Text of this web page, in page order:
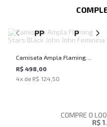
PP P
Camiseta Ampla Flaming
Stars Black John John
Feminina
R$ 498,00
4x de R$ 124,50
COMPRE O
R$